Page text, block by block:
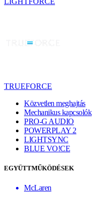
TRUEFORCE
Közvetlen meghajtás
Mechanikus kapcsolók
PRO-G AUDIO
POWERPLAY 2
LIGHTSYNC
BLUE VO!CE
EGYÜTTMŰKÖDÉSEK
McLaren